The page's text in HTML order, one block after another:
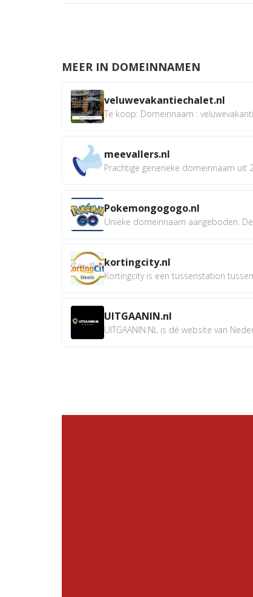
MEER IN DOMEINNAMEN
veluwevakantiechalet.nl
Te koop: Domeinnaam :
meevallers.nl
Prachtige generieke domeinnaam uit
Pokemongogogo.nl
Unieke domeinnaam aangeboden.
kortingcity.nl
Kortingcity is een tussenstation tussen
UITGAANIN.nl
UITGAANIN.NL is dé website van